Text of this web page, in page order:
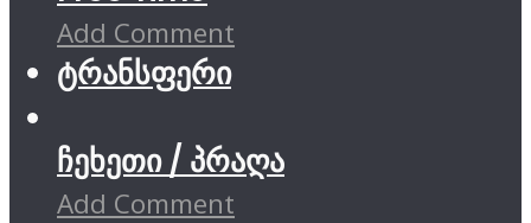
Add Comment
ტრანსფერი
ჩეხეთი / პრაღა
Add Comment